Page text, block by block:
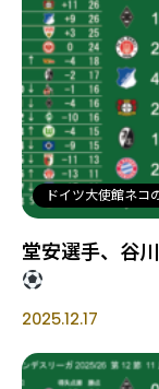
ドイツ大使館ネコ
堂安選手、谷
2025.12.17